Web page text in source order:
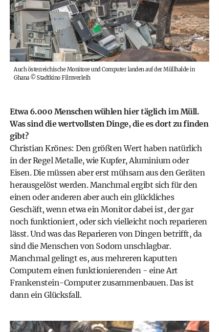
Auch österreichische Monitore und Computer landen auf der Müllhalde in
Ghana©Stadtkino Filmverleih
Etwa 6.000 Menschen wühlen hier täglich im Müll.
Was sind die wertvollsten Dinge, die es dort zu finden
gibt?
Christian Krönes: Den größten Wert haben natürlich
in der Regel Metalle, wie Kupfer, Aluminium oder
Eisen. Die müssen aber erst mühsam aus den Geräten
herausgelöst werden. Manchmal ergibt sich für den
einen oder anderen aber auch ein glückliches
Geschäft, wenn etwa ein Monitor dabei ist, der gar
noch funktioniert, oder sich vielleicht noch reparieren
lässt. Und was das Reparieren von Dingen betrifft, da
sind die Menschen von Sodom unschlagbar.
Manchmal gelingt es, aus mehreren kaputten
Computern einen funktionierenden - eine Art
Frankenstein-Computer zusammenbauen. Das ist
dann ein Glücksfall.